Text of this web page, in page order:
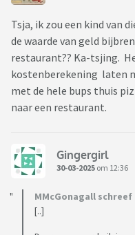
Tsja, ik zou een kind van
de waarde van geld
restaurant?? Ka-tsjing.
kostenberekening laten
met de hele bups thuis
naar een restaurant.
Gingergirl
30-03-2025 om 12:36
MMcGonagall schreef
[..]